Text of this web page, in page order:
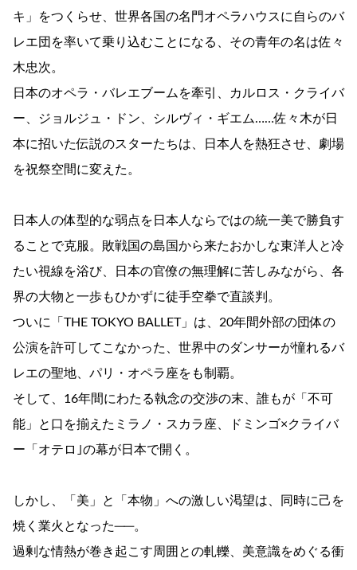
キ」をつくらせ、世界各国の名門オペラハウスに自らのバ
レエ団を率いて乗り込むことになる、その青年の名は佐々
木忠次。
日本のオペラ・バレエブームを牽引、カルロス・クライバ
ー、ジョルジュ・ドン、シルヴィ・ギエム……佐々木が日
本に招いた伝説のスターたちは、日本人を熱狂させ、劇場
を祝祭空間に変えた。
日本人の体型的な弱点を日本人ならではの統一美で勝負す
ることで克服。敗戦国の島国から来たおかしな東洋人と冷
たい視線を浴び、日本の官僚の無理解に苦しみながら、各
界の大物と一歩もひかずに徒手空拳で直談判。
ついに「THE TOKYO BALLET」は、20年間外部の団体の
公演を許可してこなかった、世界中のダンサーが憧れるバ
レエの聖地、パリ・オペラ座をも制覇。
そして、16年間にわたる執念の交渉の末、誰もが「不可
能」と口を揃えたミラノ・スカラ座、ドミンゴ×クライバ
ー「オテロ｣の幕が日本で開く。
しかし、「美」と「本物」への激しい渇望は、同時に己を
焼く業火となった──。
過剰な情熱が巻き起こす周囲との軋轢、美意識をめぐる衝